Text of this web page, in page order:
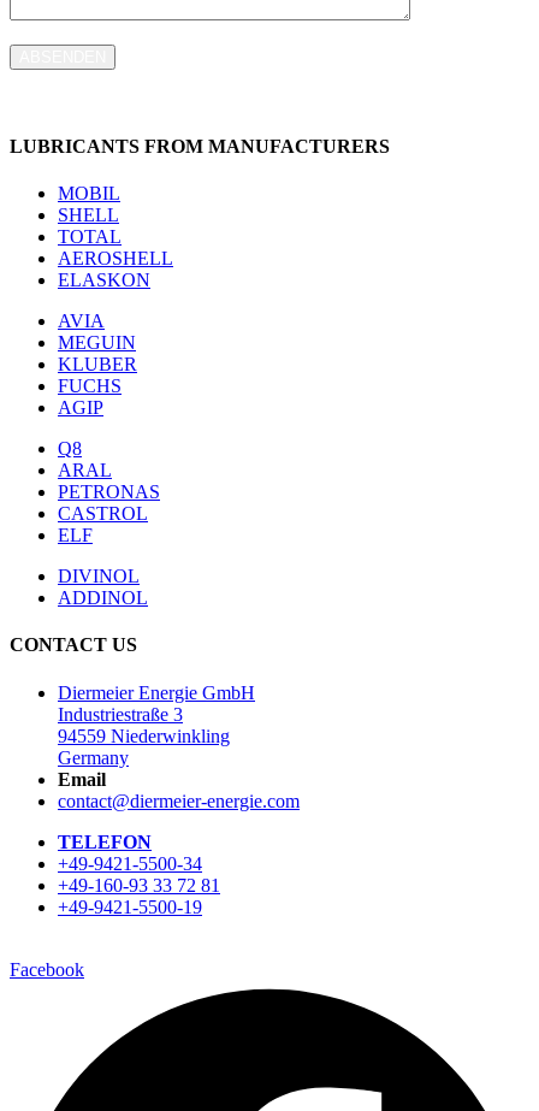
LUBRICANTS FROM MANUFACTURERS
MOBIL
SHELL
TOTAL
AEROSHELL
ELASKON
AVIA
MEGUIN
KLUBER
FUCHS
AGIP
Q8
ARAL
PETRONAS
CASTROL
ELF
DIVINOL
ADDINOL
CONTACT US
Diermeier Energie GmbH
Industriestraße 3
94559 Niederwinkling
Germany
Email
contact@diermeier-energie.com
TELEFON
+49-9421-5500-34
+49-160-93 33 72 81
+49-9421-5500-19
Facebook